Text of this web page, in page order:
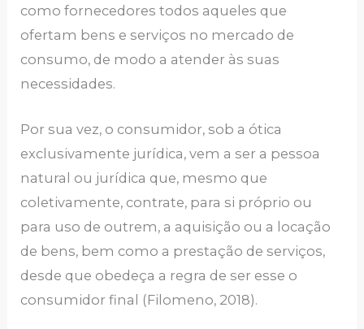
como fornecedores todos aqueles que
ofertam bens e serviços no mercado de
consumo, de modo a atender às suas
necessidades.
Por sua vez, o consumidor, sob a ótica
exclusivamente jurídica, vem a ser a pessoa
natural ou jurídica que, mesmo que
coletivamente, contrate, para si próprio ou
para uso de outrem, a aquisição ou a locação
de bens, bem como a prestação de serviços,
desde que obedeça a regra de ser esse o
consumidor final (Filomeno, 2018).